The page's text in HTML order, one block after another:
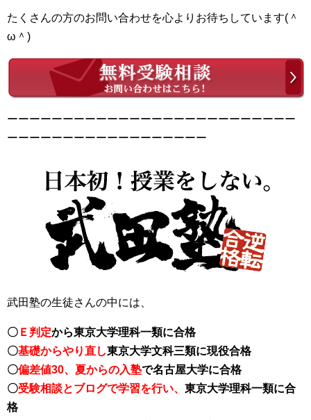
たくさんの方のお問い合わせを心よりお待ちしています(＾
ω＾)
ーーーーーーーーーーーーーーーーーーーーーーーーーー
ーーーーーーーーーーーーーーーーーー
武田塾の生徒さんの中には、
〇 Ｅ判定から東京大学理科一類に合格
〇基礎からやり直し東京大学文科三類に現役合格
〇偏差値30、夏からの入塾で名古屋大学に合格
〇受験相談とブログで学習を行い、 東京大学理科一類に合
格